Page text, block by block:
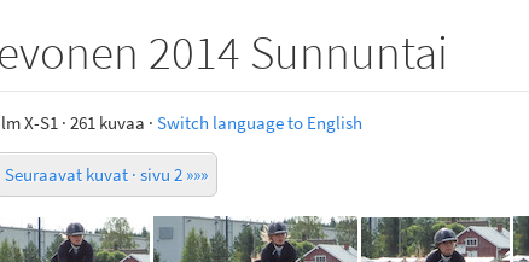
2014 Sunnuntai
X-S1 · 261 kuvaa · Switch language to English
Seuraavat kuvat · sivu 2 »»»